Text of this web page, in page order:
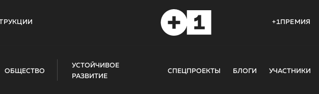
+1ПРЕМИЯ
ОБЩЕСТВО
УСТОЙЧИВОЕ
РАЗВИТИЕ
СПЕЦПРОЕКТЫ БЛОГИ УЧАСТНИКИ